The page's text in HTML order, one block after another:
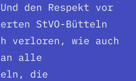
den Respekt vor
StVO-Bütteln
verloren, wie auch
an alle
die